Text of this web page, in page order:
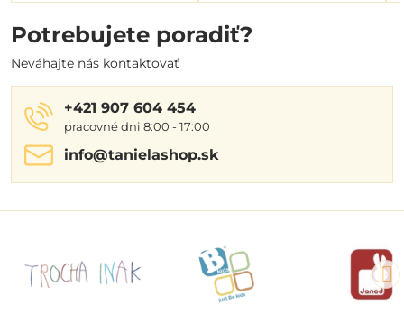
Potrebujete poradiť?
Neváhajte nás kontaktovať
+421 907 604 454
pracovné dni 8:00 - 17:00
info​@tanielashop​.sk